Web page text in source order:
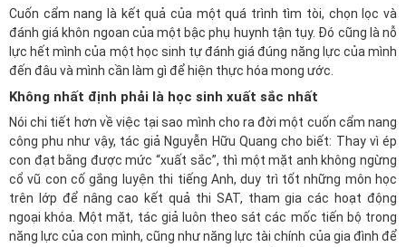
Cuốn cẩm nang là kết quả của một quá trình tìm tòi, chọn lọc và
đánh giá khôn ngoan của một bậc phụ huynh tận tụy. Đó cũng là nỗ
lực hết mình của một học sinh tự đánh giá đúng năng lực của mình
đến đâu và mình cần làm gì để hiện thực hóa mong ước.
Không nhất định phải là học sinh xuất sắc nhất
Nói chi tiết hơn về việc tại sao mình cho ra đời một cuốn cẩm nang
công phu như vậy, tác giả Nguyễn Hữu Quang cho biết: Thay vì ép
con đạt bằng được mức “xuất sắc”, thì một mặt anh không ngừng
cổ vũ con cố gắng luyện thi tiếng Anh, duy trì tốt những môn học
trên lớp để nâng cao kết quả thi SAT, tham gia các hoạt động
ngoại khóa. Một mặt, tác giả luôn theo sát các mốc tiến bộ trong
năng lực của con mình, cũng như năng lực tài chính của gia đình để